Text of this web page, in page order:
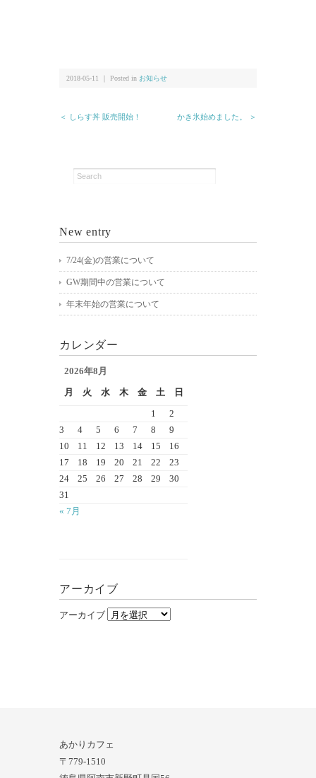
2018-05-11 ｜ Posted in お知らせ
＜ しらす丼 販売開始！ かき氷始めました。 ＞
New entry
7/24(金)の営業について
GW期間中の営業について
年末年始の営業について
カレンダー
2026年8月
月
火 水 木 金 土 日
« 7月
1
2
3
4 5 6 7 8
9
10
11 12 13 14 15
16
17
18 19 20 21 22
23
24
25 26 27 28 29
30
31
アーカイブ
アーカイブ
あかりカフェ
〒779-1510